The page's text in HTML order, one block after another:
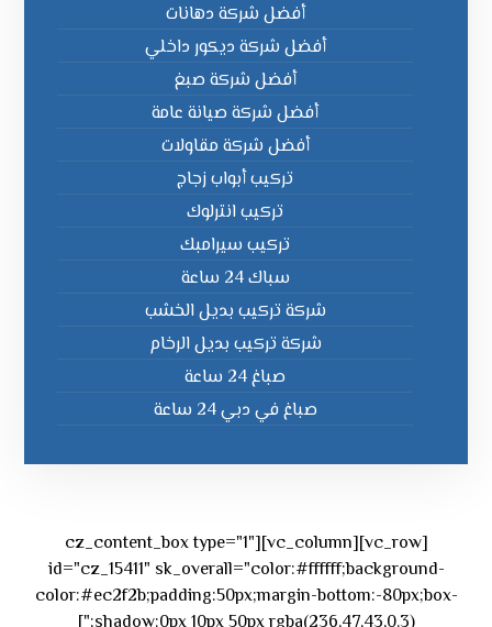
أفضل شركة دهانات
أفضل شركة ديكور داخلي
أفضل شركة صبغ
أفضل شركة صيانة عامة
أفضل شركة مقاولات
تركيب أبواب زجاج
تركيب انترلوك
تركيب سيرامبك
سباك 24 ساعة
شركة تركيب بديل الخشب
شركة تركيب بديل الرخام
صباغ 24 ساعة
صباغ في دبي 24 ساعة
[vc_row][vc_column][cz_content_box type="1"
id="cz_15411" sk_overall="color:#ffffff;background-
color:#ec2f2b;padding:50px;margin-bottom:-80px;box-